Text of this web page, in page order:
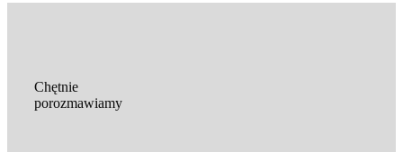
Chętnie
porozmawiamy